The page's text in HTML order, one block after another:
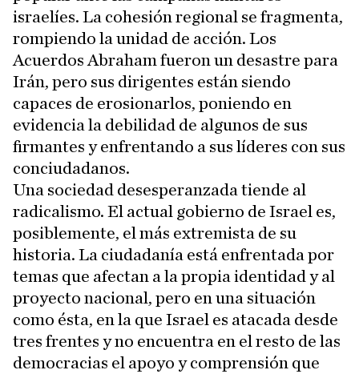
israelíes. La cohesión regional se fragmenta,
rompiendo la unidad de acción. Los
Acuerdos Abraham fueron un desastre para
Irán, pero sus dirigentes están siendo
capaces de erosionarlos, poniendo en
evidencia la debilidad de algunos de sus
firmantes y enfrentando a sus líderes con sus
conciudadanos.
Una sociedad desesperanzada tiende al
radicalismo. El actual gobierno de Israel es,
posiblemente, el más extremista de su
historia. La ciudadanía está enfrentada por
temas que afectan a la propia identidad y al
proyecto nacional, pero en una situación
como ésta, en la que Israel es atacada desde
tres frentes y no encuentra en el resto de las
democracias el apoyo y comprensión que